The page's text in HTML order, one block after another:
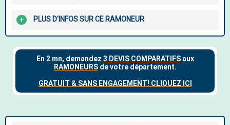
PLUS D'INFOS SUR CE RAMONEUR